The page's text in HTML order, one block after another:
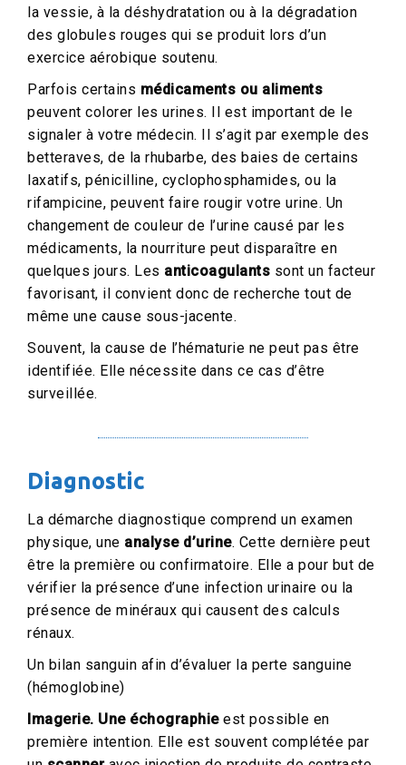
la vessie, à la déshydratation ou à la dégradation
des globules rouges qui se produit lors d’un
exercice aérobique soutenu.
Parfois certains médicaments ou aliments
peuvent colorer les urines. Il est important de le
signaler à votre médecin. Il s’agit par exemple des
betteraves, de la rhubarbe, des baies de certains
laxatifs, pénicilline, cyclophosphamides, ou la
rifampicine, peuvent faire rougir votre urine. Un
changement de couleur de l’urine causé par les
médicaments, la nourriture peut disparaître en
quelques jours. Les anticoagulants sont un facteur
favorisant, il convient donc de recherche tout de
même une cause sous-jacente.
Souvent, la cause de l’hématurie ne peut pas être
identifiée. Elle nécessite dans ce cas d’être
surveillée.
Diagnostic
La démarche diagnostique comprend un examen
physique, une analyse d’urine. Cette dernière peut
être la première ou confirmatoire. Elle a pour but de
vérifier la présence d’une infection urinaire ou la
présence de minéraux qui causent des calculs
rénaux.
Un bilan sanguin afin d’évaluer la perte sanguine
(hémoglobine)
Imagerie. Une échographieest possible en
première intention. Elle est souvent complétée par